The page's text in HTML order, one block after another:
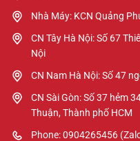
Nhà Máy: KCN Quảng
CN Tây Hà Nội: Số 67
Nội
CN Nam Hà Nội: Số 47
CN Sài Gòn: Số 37 hẻm
Thuận, Thành phố HCM
Phone: 0904265456